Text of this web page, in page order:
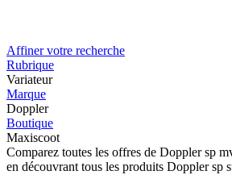
Affiner votre recherche
Rubrique
Variateur
Marque
Doppler
Boutique
Maxiscoot
Comparez toutes les offres de Doppler sp
en découvrant tous les produits Doppler sp